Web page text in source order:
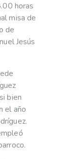
horas
misa de
de
Jesús
bien
el año